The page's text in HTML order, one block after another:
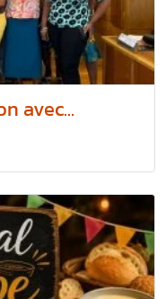
avec...